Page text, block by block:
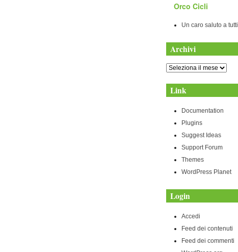
Orco Cicli
Un caro saluto a tutti
Archivi
Archivi
Link
Documentation
Plugins
Suggest Ideas
Support Forum
Themes
WordPress Planet
Login
Accedi
Feed dei contenuti
Feed dei commenti